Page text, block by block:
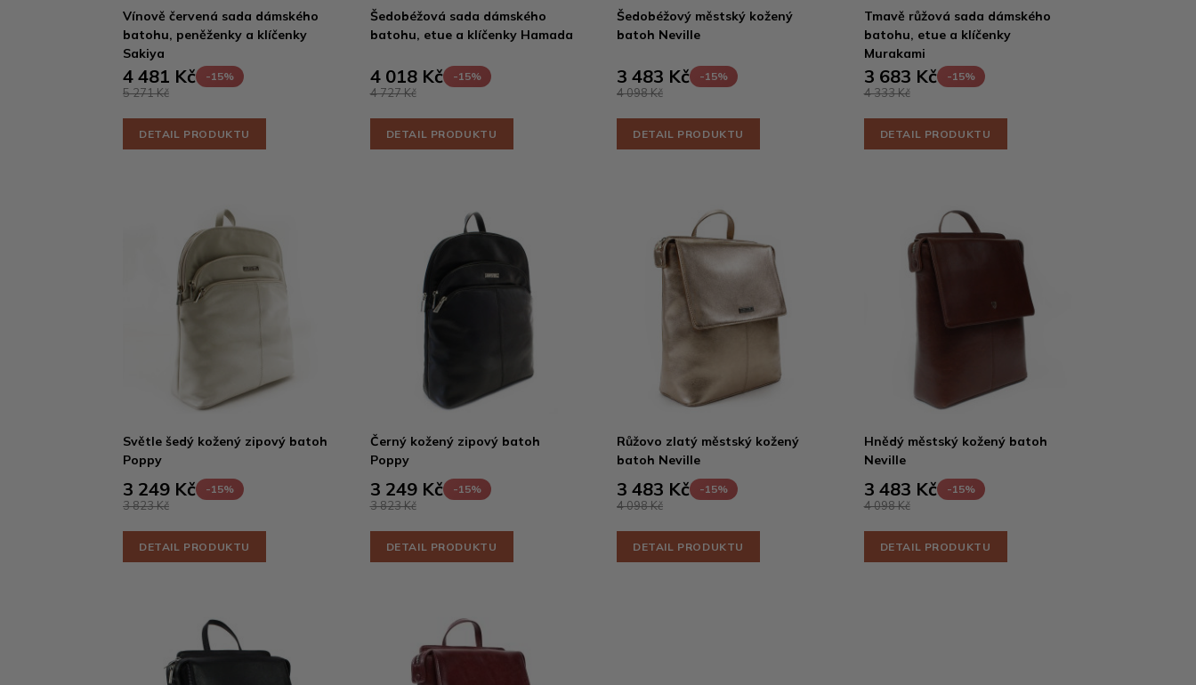
Vínově červená sada dámského
batohu, peněženky a klíčenky
Sakiya
4 481 Kč -15%
5 271 Kč
DETAIL PRODUKTU
Šedobéžová sada dámského
batohu, etue a klíčenky Hamada
4 018 Kč -15%
4 727 Kč
DETAIL PRODUKTU
Šedobéžový městský kožený
batoh Neville
3 483 Kč -15%
4 098 Kč
DETAIL PRODUKTU
Tmavě růžová sada dámského
batohu, etue a klíčenky
Murakami
3 683 Kč -15%
4 333 Kč
DETAIL PRODUKTU
Světle šedý kožený zipový batoh
Poppy
3 249 Kč -15%
3 823 Kč
DETAIL PRODUKTU
Černý kožený zipový batoh
Poppy
3 249 Kč -15%
3 823 Kč
DETAIL PRODUKTU
Růžovo zlatý městský kožený
batoh Neville
3 483 Kč -15%
4 098 Kč
DETAIL PRODUKTU
Hnědý městský kožený batoh
Neville
3 483 Kč -15%
4 098 Kč
DETAIL PRODUKTU